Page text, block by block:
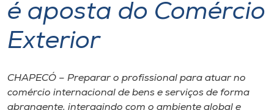
Atendimento ao Estudante
Portal de Ensino
A
é aposta do Comércio
Exterior
CHAPECÓ – Preparar o profissional para atuar no
comércio internacional de bens e serviços de forma
abrangente, interagindo com o ambiente global e